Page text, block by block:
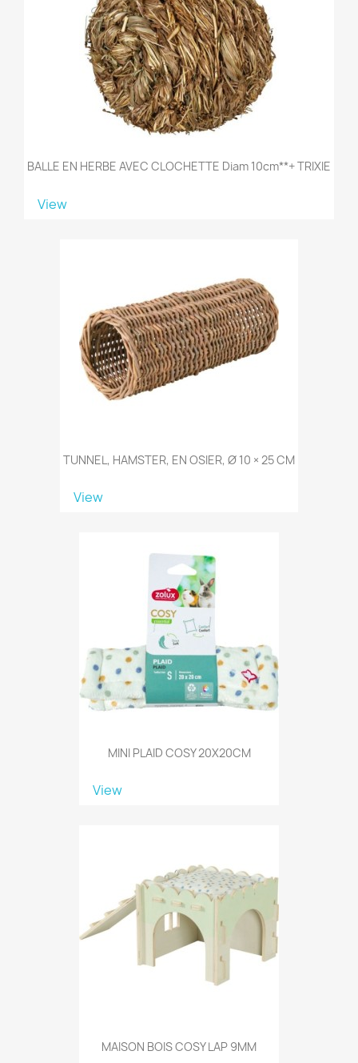
BALLE EN HERBE AVEC CLOCHETTE Diam 10cm**+ TRIXIE
View
TUNNEL, HAMSTER, EN OSIER, Ø 10 × 25 CM
View
MINI PLAID COSY 20X20CM
View
MAISON BOIS COSY LAP 9MM